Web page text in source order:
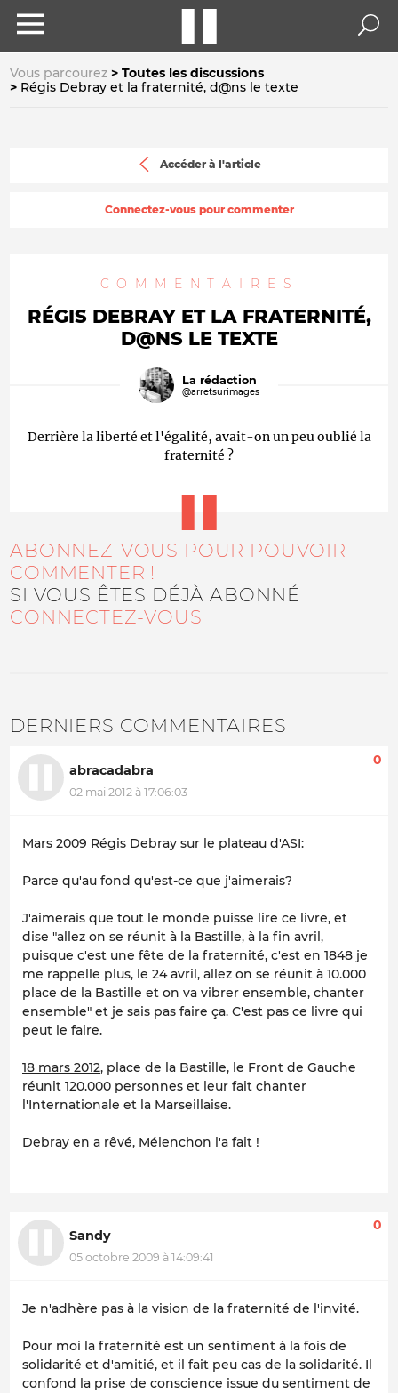
Vous parcourez
Toutes les discussions
Régis Debray et la fraternité, d@ns le texte
Accéder à l'article
Connectez-vous pour commenter
COMMENTAIRES
RÉGIS DEBRAY ET LA FRATERNITÉ,
D@NS LE TEXTE
La rédaction
@arretsurimages
Derrière la liberté et l'égalité, avait-on un peu oublié la
fraternité ?
ABONNEZ-VOUS POUR POUVOIR
COMMENTER !
SI VOUS ÊTES DÉJÀ ABONNÉ
CONNECTEZ-VOUS
DERNIERS COMMENTAIRES
abracadabra
02 mai 2012 à 17:06:03
0
Mars 2009 Régis Debray sur le plateau d'ASI:
Parce qu'au fond qu'est-ce que j'aimerais?
J'aimerais que tout le monde puisse lire ce livre, et
dise "allez on se réunit à la Bastille, à la fin avril,
puisque c'est une fête de la fraternité, c'est en 1848 je
me rappelle plus, le 24 avril, allez on se réunit à 10.000
place de la Bastille et on va vibrer ensemble, chanter
ensemble" et je sais pas faire ça. C'est pas ce livre qui
peut le faire.
18 mars 2012, place de la Bastille, le Front de Gauche
réunit 120.000 personnes et leur fait chanter
l'Internationale et la Marseillaise.
Debray en a rêvé, Mélenchon l'a fait !
Sandy
05 octobre 2009 à 14:09:41
0
Je n'adhère pas à la vision de la fraternité de l'invité.
Pour moi la fraternité est un sentiment à la fois de
solidarité et d'amitié, et il fait peu cas de la solidarité. Il
confond la prise de conscience issue du sentiment de